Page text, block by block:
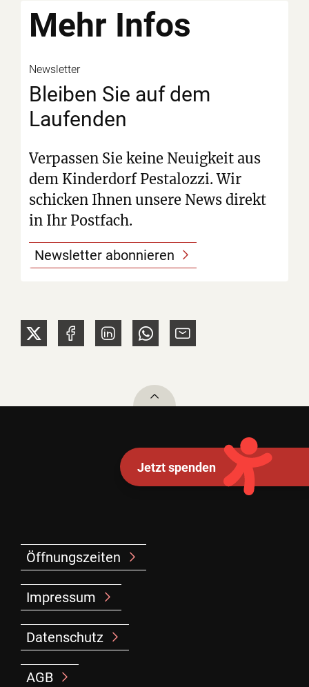
Mehr Infos
Newsletter
Bleiben Sie auf dem
Laufenden
Verpassen Sie keine Neuigkeit aus
dem Kinderdorf Pestalozzi. Wir
schicken Ihnen unsere News direkt
in Ihr Postfach.
Newsletter abonnieren
To top
Jetzt spenden
Öffnungszeiten
Impressum
Datenschutz
AGB